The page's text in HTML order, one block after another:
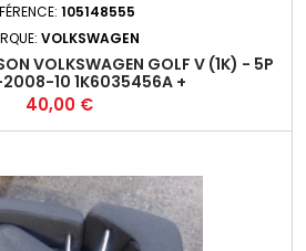
105148555
VOLKSWAGEN
VOLKSWAGEN GOLF V (1K) - 5P
10 1K6035456A +
Prix
40,00 €